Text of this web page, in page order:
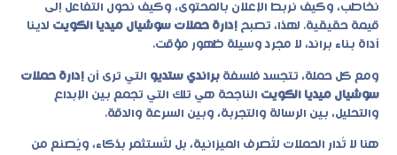
نخاطب، وكيف نربط الإعلان بالمحتوى، وكيف نحول التفاعل إلى
قيمة حقيقية. لهذا، تصبح إدارة حملات سوشيال ميديا الكويت لدينا
أداة بناء براند، لا مجرد وسيلة ظهور مؤقت.
ومع كل حملة، تتجسد فلسفة براندي ستديو التي ترى أن إدارة حملات
سوشيال ميديا الكويت الناجحة هي تلك التي تجمع بين الإبداع
والتحليل، بين الرسالة والتجربة، وبين السرعة والدقة.
هنا لا تُدار الحملات لتُصرف الميزانية، بل لتُستثمر بذكاء، ويُصنع من